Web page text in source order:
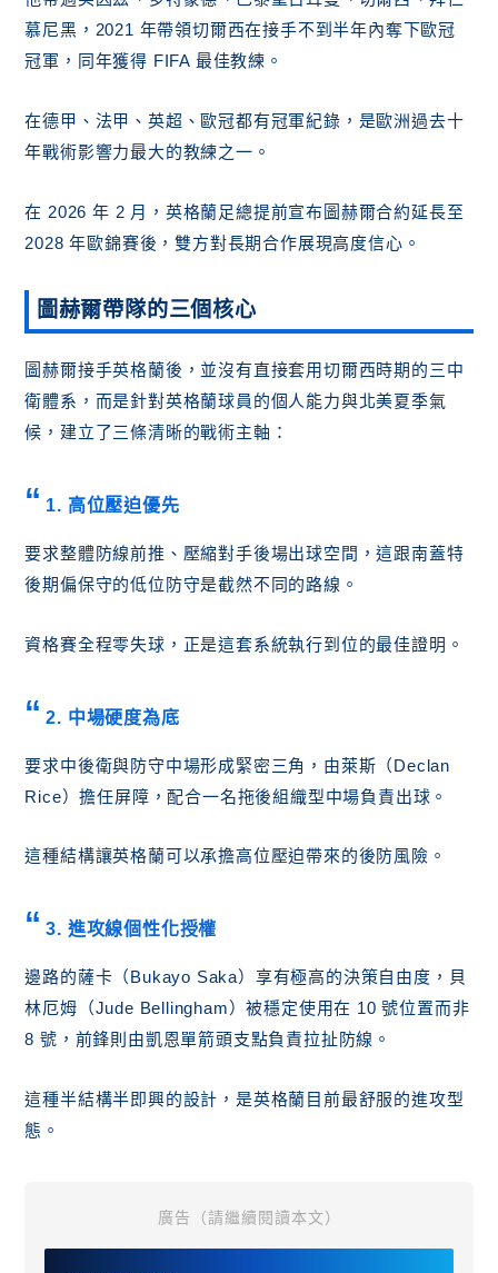
慕尼黑，2021 年帶領切爾西在接手不到半年內奪下歐冠
冠軍，同年獲得 FIFA 最佳教練。
在德甲、法甲、英超、歐冠都有冠軍紀錄，是歐洲過去十
年戰術影響力最大的教練之一。
在 2026 年 2 月，英格蘭足總提前宣布圖赫爾合約延長至
2028 年歐錦賽後，雙方對長期合作展現高度信心。
圖赫爾帶隊的三個核心
圖赫爾接手英格蘭後，並沒有直接套用切爾西時期的三中
衛體系，而是針對英格蘭球員的個人能力與北美夏季氣
候，建立了三條清晰的戰術主軸：
1. 高位壓迫優先
要求整體防線前推、壓縮對手後場出球空間，這跟南蓋特
後期偏保守的低位防守是截然不同的路線。
資格賽全程零失球，正是這套系統執行到位的最佳證明。
2. 中場硬度為底
要求中後衛與防守中場形成緊密三角，由萊斯（Declan
Rice）擔任屏障，配合一名拖後組織型中場負責出球。
這種結構讓英格蘭可以承擔高位壓迫帶來的後防風險。
3. 進攻線個性化授權
邊路的薩卡（Bukayo Saka）享有極高的決策自由度，貝
林厄姆（Jude Bellingham）被穩定使用在 10 號位置而非
8 號，前鋒則由凱恩單箭頭支點負責拉扯防線。
這種半結構半即興的設計，是英格蘭目前最舒服的進攻型
態。
廣告（請繼續閱讀本文）